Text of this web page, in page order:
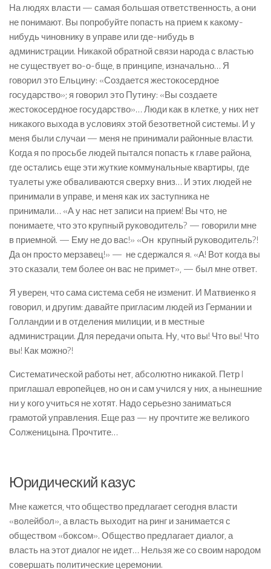
На людях власти — самая большая ответственность, а они
не понимают. Вы попробуйте попасть на прием к какому-
нибудь чиновнику в управе или где-нибудь в
администрации. Никакой обратной связи народа с властью
не существует во-о-бще, в принципе, изначально… Я
говорил это Ельцину: «Создается жестокосердное
государство»; я говорил это Путину: «Вы создаете
жестокосердное государство»… Люди как в клетке, у них нет
никакого выхода в условиях этой безответной системы. И у
меня были случаи — меня не принимали районные власти.
Когда я по просьбе людей пытался попасть к главе района,
где остались еще эти жуткие коммунальные квартиры, где
туалеты уже обваливаются сверху вниз… И этих людей не
принимали в управе, и меня как их заступника не
принимали… «А у нас нет записи на прием! Вы что, не
понимаете, что это крупный руководитель? — говорили мне
в приемной. — Ему не до вас!» «Он крупный руководитель?!
Да он просто мерзавец!» — не сдержался я. «А! Вот когда вы
это сказали, тем более он вас не примет», — был мне ответ.
Я уверен, что сама система себя не изменит. И Матвиенко я
говорил, и другим: давайте пригласим людей из Германии и
Голландии и в отделения милиции, и в местные
администрации. Для передачи опыта. Ну, что вы! Что вы! Что
вы! Как можно?!
Систематической работы нет, абсолютно никакой. Петр I
приглашал европейцев, но он и сам учился у них, а нынешние
ни у кого учиться не хотят. Надо серьезно заниматься
грамотой управления. Еще раз — ну прочтите же великого
Солженицына. Прочтите…
Юридический казус
Мне кажется, что общество предлагает сегодня власти
«волейбол», а власть выходит на ринг и занимается с
обществом «боксом». Общество предлагает диалог, а
власть на этот диалог не идет… Нельзя же со своим народом
совершать политические церемонии.